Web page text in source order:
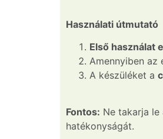
Használati útmutató
Első használat
Amennyiben az
A készüléket a
Fontos: Ne takarja
hatékonyságát.